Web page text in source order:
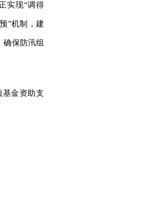
实现“调得
”机制，建
保防汛组
基金资助支